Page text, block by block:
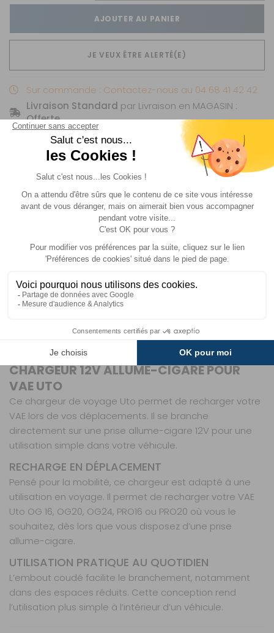
AJOUTER AU PANIER
JE VEUX ÊTRE ALERTÉ(E)
Sur commande : Contactez-nous au 04 68 41 42 42
Livraison Standard par Livraison en MAGASIN :
Offerte.
Livraison
Expédié sous 72h
Paiements
Avantages
Carte de fidélité
Paiement
Plusieurs fois
Description + produits
CHARGEUR 12V ALLUME-CIGARE POUR
VAE UTO
Ce chargeur de voyage Uto permet de recharger votre
VAE lors de vos déplacements. Il se branche
directement sur une prise allume-cigare 12V pour une
utilisation simple dans votre véhicule.
RECHARGE EN DÉPLACEMENT
Pensé pour la mobilité, ce chargeur est adapté à une
utilisation en voyage. Il permet de recharger votre VAE
Uto OG 16, OG20, OG24, PRO16 ou PRO20 où vous le
souhaitez, dès lors que vous disposez d’une prise
allume-cigare.
UTILISATION PRATIQUE AU QUOTIDIEN
L’embout coudé facilite le branchement, notamment
dans des espaces réduits. Cette conception rend
l’utilisation plus simple à l’intérieur d’un véhicule.